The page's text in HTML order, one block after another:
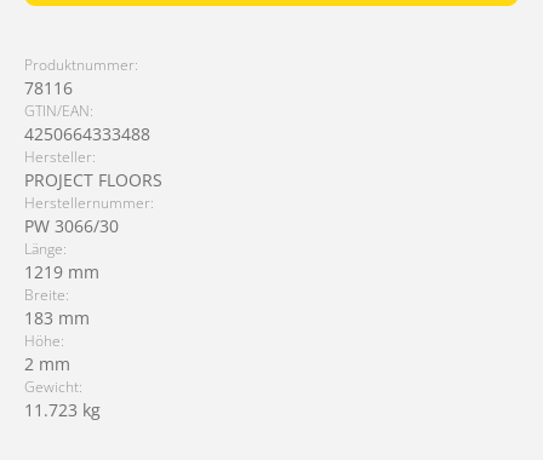
Produktnummer:
78116
GTIN/EAN:
4250664333488
Hersteller:
PROJECT FLOORS
Herstellernummer:
PW 3066/30
Länge:
1219 mm
Breite:
183 mm
Höhe:
2 mm
Gewicht:
11.723 kg